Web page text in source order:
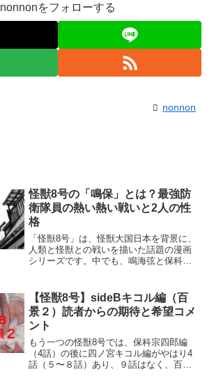
nonnonをフォローする
nonnon
怪獣8号の「鳴保」とは？最強防
衛隊員の熱い熱い戦いと2人の性
格
「怪獣8号」は、怪獣大国日本を背景に、
人類と怪獣との戦いを描いた話題の漫画
シリーズです。中でも、鳴海弦と保科宗
は、彼らがどのようにして最強の称号を
獲得したのか、そして彼ら...
【怪獣8号】sideBキコル編（百
景２）読者からの期待と希望コメ
ント
もう一つの怪獣8号では、保科宗四郎編
（4話）の後に四ノ宮キコル編がやはり4
話（５〜８話）あり、９話はなく、百景